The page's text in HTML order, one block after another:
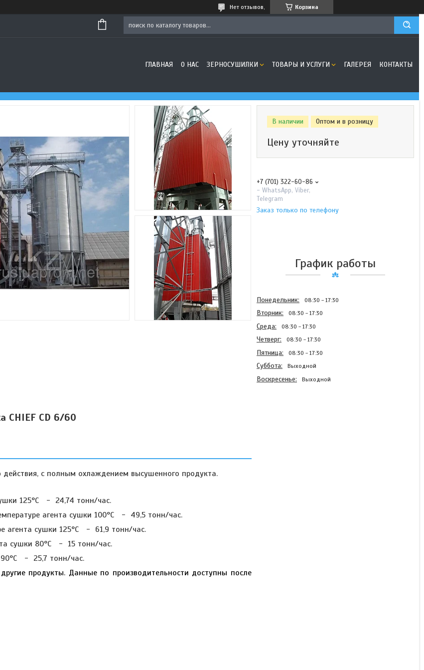
Корзина
Нет отзывов,
ГЛАВНАЯ О НАС ЗЕРНОСУШИЛКИ ТОВАРЫ И УСЛУГИ ГАЛЕРЕЯ КОНТАКТЫ
CHIEF CD 6/60
действия, с полным охлаждением высушенного продукта.
125°C - 24,74 тонн/час.
агента сушки 100°C - 49,5 тонн/час.
агента сушки 125°C - 61,9 тонн/час.
сушки 80°C - 15 тонн/час.
90°C - 25,7 тонн/час.
продукты. Данные по производительности доступны после
В наличии Оптом и в розницу
Цену уточняйте
+7 (701) 322-60-86
- WhatsApp, Viber,
Telegram
Заказ только по телефону
График работы
Понедельник 08:30 17:30
Вторник 08:30 17:30
Среда 08:30 17:30
Четверг 08:30 17:30
Пятница 08:30 17:30
Суббота Выходной
Воскресенье Выходной